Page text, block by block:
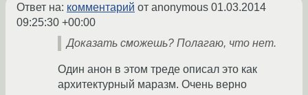
Ответ на: комментарий от anonymous 01.03.2014
09:25:30 +00:00
Доказать сможешь? Полагаю, что нет.
Один анон в этом треде описал это как
архитектурный маразм. Очень верно